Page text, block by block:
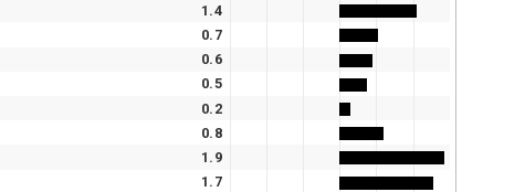
1.4
0.7
0.6
0.5
0.2
0.8
1.9
1.7